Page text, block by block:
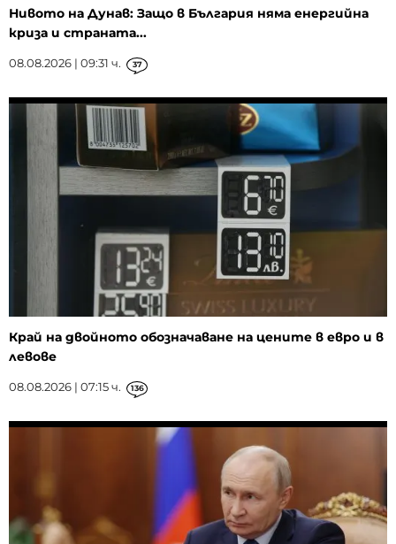
Нивото на Дунав: Защо в България няма енергийна
криза и страната...
08.08.2026 | 09:31 ч. 37
Край на двойното обозначаване на цените в евро и в
левове
08.08.2026 | 07:15 ч. 136